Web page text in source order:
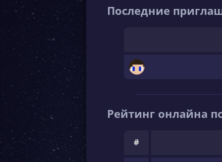
Последние
Рейтинг онлайна
#